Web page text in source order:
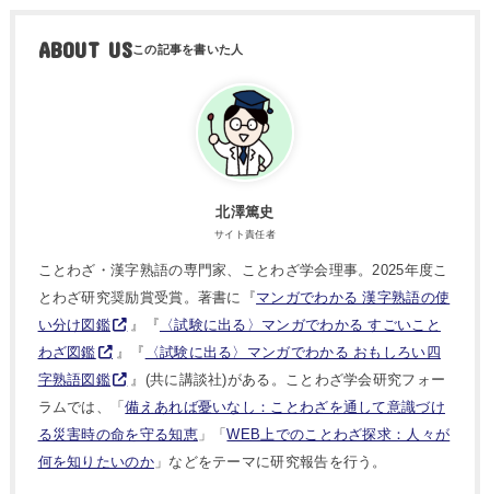
ABOUT US
北澤篤史
サイト責任者
ことわざ・漢字熟語の専門家、ことわざ学会理事。2025年度こ
とわざ研究奨励賞受賞。著書に『マンガでわかる 漢字熟語の使
い分け図鑑
』『 〈試験に出る〉マンガでわかる すごいこと
わざ図鑑
』『
〈試験に出る〉マンガでわかる おもしろい四
字熟語図鑑
』(共に講談社)がある。ことわざ学会研究フォー
ラムでは、「備えあれば憂いなし：ことわざを通して意識づけ
る災害時の命を守る知恵」「WEB上でのことわざ探求：人々が
何を知りたいのか」などをテーマに研究報告を行う。